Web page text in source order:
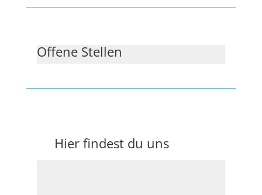
Offene Stellen
Hier findest du uns